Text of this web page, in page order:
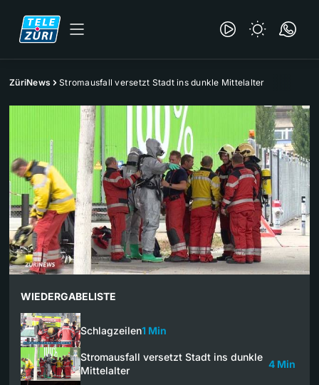
ZüriNews Stromausfall versetzt Stadt ins dunkle Mittelalter
WIEDERGABELISTE
Schlagzeilen1 Min
Stromausfall versetzt Stadt ins dunkle
Mittelalter
4 Min